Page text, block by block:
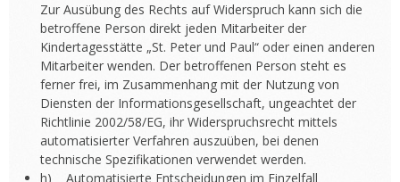
Zur Ausübung des Rechts auf Widerspruch kann sich die
betroffene Person direkt jeden Mitarbeiter der
Kindertagesstätte „St. Peter und Paul“ oder einen anderen
Mitarbeiter wenden. Der betroffenen Person steht es
ferner frei, im Zusammenhang mit der Nutzung von
Diensten der Informationsgesellschaft, ungeachtet der
Richtlinie 2002/58/EG, ihr Widerspruchsrecht mittels
automatisierter Verfahren auszuüben, bei denen
technische Spezifikationen verwendet werden.
h) Automatisierte Entscheidungen im Einzelfall